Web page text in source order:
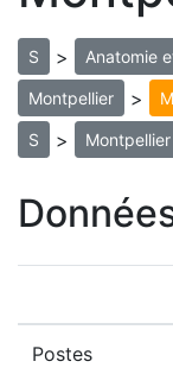
S > Anatomie
Montpellier >
S > Montpellier
Postes